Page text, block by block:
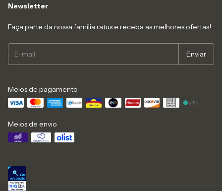
Newsletter
Faça parte da nossa família ratus e receba as melhores ofertas!
Meios de pagamento
Meios de envio